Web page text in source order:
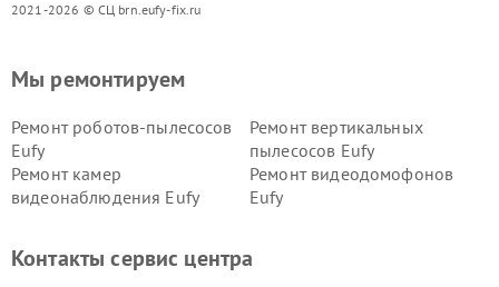
2021-2026 © СЦ brn.eufy-fix.ru
Мы ремонтируем
Ремонт роботов-пылесосов
Eufy
Ремонт вертикальных
пылесосов Eufy
Ремонт камер
видеонаблюдения Eufy
Ремонт видеодомофонов
Eufy
Контакты сервис центра